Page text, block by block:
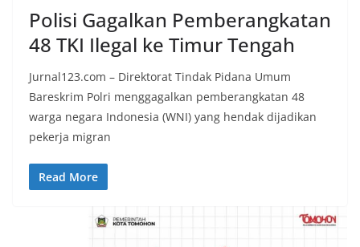
Polisi Gagalkan Pemberangkatan
48 TKI Ilegal ke Timur Tengah
Jurnal123.com – Direktorat Tindak Pidana Umum
Bareskrim Polri menggagalkan pemberangkatan 48
warga negara Indonesia (WNI) yang hendak dijadikan
pekerja migran
Read More